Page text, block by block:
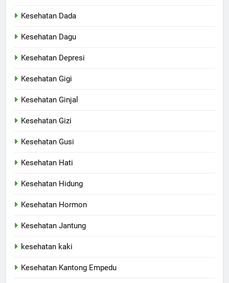
Kesehatan Dada
Kesehatan Dagu
Kesehatan Depresi
Kesehatan Gigi
Kesehatan Ginjal
Kesehatan Gizi
Kesehatan Gusi
Kesehatan Hati
Kesehatan Hidung
Kesehatan Hormon
Kesehatan Jantung
kesehatan kaki
Kesehatan Kantong Empedu